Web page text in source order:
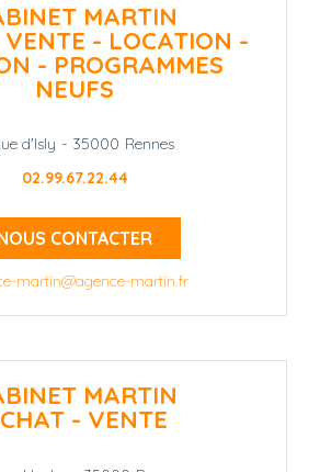
MARTIN
- LOCATION -
- PROGRAMMES
NEUFS
d'Isly - 35000 Rennes
02.99.67.22.44
CONTACTER
martin@agence-martin.fr
MARTIN
- VENTE